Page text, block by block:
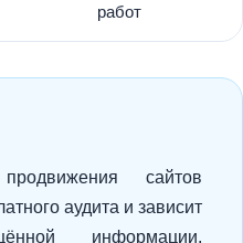
работ
сайтов
аудита и зависит
информации,